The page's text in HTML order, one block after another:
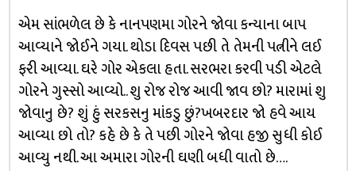
એમ સાંભળેલ છે કે નાનપણમા ગોરને જોવા કન્યાના બાપ
આવ્યાને જોઈને ગયા. થોડા દિવસ પછી તે તેમની પત્નીને લઈ
ફરી આવ્યા. ઘરે ગોર એકલા હતા. સરભરા કરવી પડી એટલે
ગોરને ગુસ્સો આવ્યો.. શુ રોજ રોજ આવી જાવ છો? મારામાં શુ
જોવાનુ છે? શું હું સરકસનુ માંકડુ છું?ખબરદાર જો હવે આય
આવ્યા છો તો? કહે છે કે તે પછી ગોરને જોવા હજી સુધી કોઈ
આવ્યુ નથી. આ અમારા ગોરની ઘણી બધી વાતો છે….